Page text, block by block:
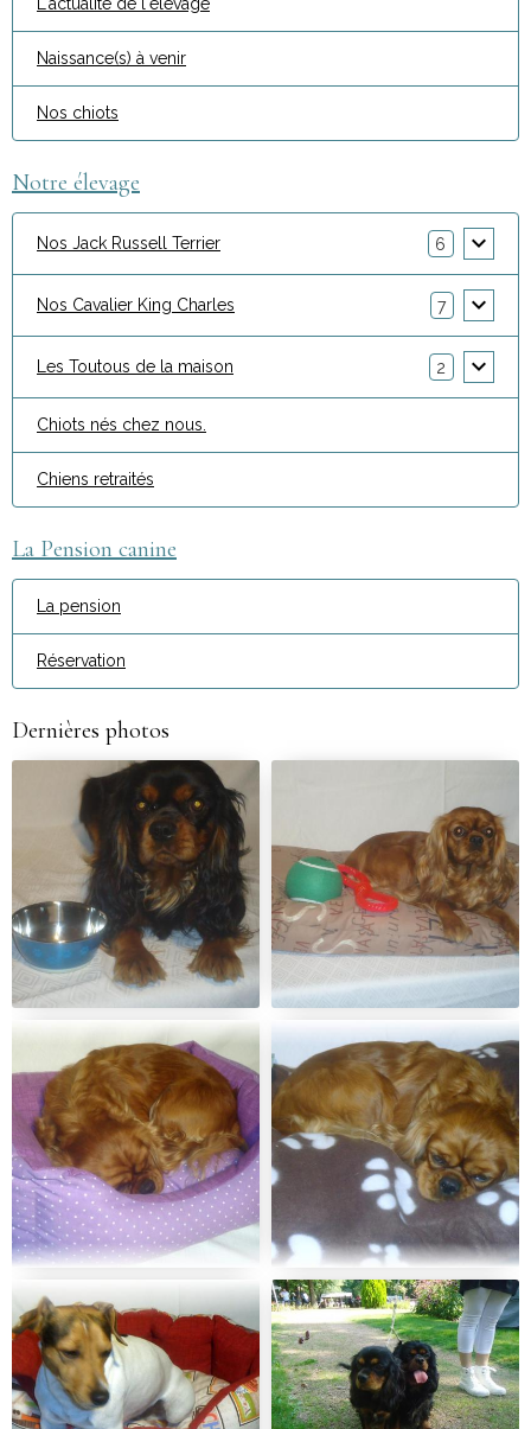
Naissance(s) à venir
Nos chiots
Notre élevage
Nos Jack Russell Terrier 6
Nos Cavalier King Charles 7
Les Toutous de la maison 2
Chiots nés chez nous.
Chiens retraités
La Pension canine
La pension
Réservation
Dernières photos